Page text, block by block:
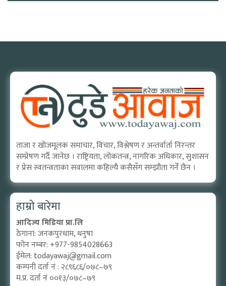
ताजा र खोजमूलक समाचार, विचार, विश्लेषण र अन्तर्वार्ता निरन्तर
सम्प्रेषण गर्दै जानेछ । राष्ट्रियता, लोकतन्त्र, नागरिक अधिकार, सुशासन
र प्रेस स्वतन्त्रताका सवालमा कहिल्यै कसैसँग सम्झौता गर्ने छैन ।
हाम्रो बारेमा
आदिज्य मिडिया प्रा.लि
ठेगाना: जनकपुरधाम, धनुषा
फोन नम्बर: +977-9854028663
ईमेल: todayawaj@gmail.com
कम्पनी दर्ता नं : २८९६८६/०७८–७९
म.प्र. दर्ता नं ००१३/०७८–७९